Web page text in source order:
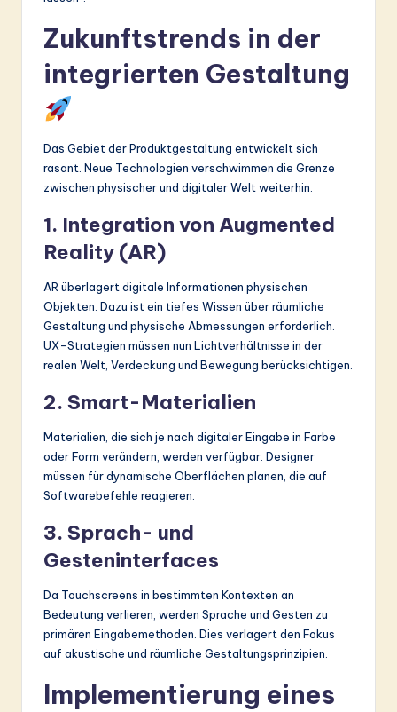
Zukunftstrends in der
integrierten Gestaltung
Das Gebiet der Produktgestaltung entwickelt sich
rasant. Neue Technologien verschwimmen die Grenze
zwischen physischer und digitaler Welt weiterhin.
1. Integration von Augmented
Reality (AR)
AR überlagert digitale Informationen physischen
Objekten. Dazu ist ein tiefes Wissen über räumliche
Gestaltung und physische Abmessungen erforderlich.
UX-Strategien müssen nun Lichtverhältnisse in der
realen Welt, Verdeckung und Bewegung berücksichtigen.
2. Smart-Materialien
Materialien, die sich je nach digitaler Eingabe in Farbe
oder Form verändern, werden verfügbar. Designer
müssen für dynamische Oberflächen planen, die auf
Softwarebefehle reagieren.
3. Sprach- und
Gesteninterfaces
Da Touchscreens in bestimmten Kontexten an
Bedeutung verlieren, werden Sprache und Gesten zu
primären Eingabemethoden. Dies verlagert den Fokus
auf akustische und räumliche Gestaltungsprinzipien.
Implementierung eines